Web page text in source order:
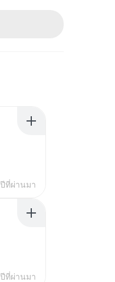
ที่ผ่านมา
ที่ผ่านมา